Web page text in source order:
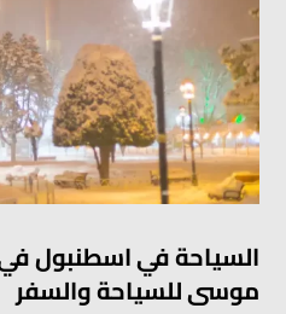
السياحة في اسطنبول
موسى للسياحة والسفر